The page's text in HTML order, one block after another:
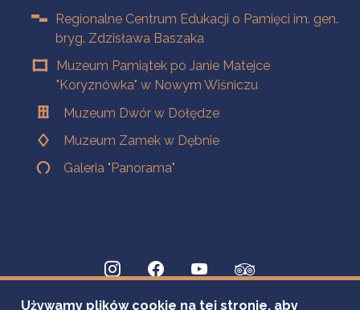
Regionalne Centrum Edukacji o Pamięci im. gen.
bryg. Zdzisława Baszaka
Muzeum Pamiątek po Janie Matejce
"Koryznówka" w Nowym Wiśniczu
Muzeum Dwór w Dołędze
Muzeum Zamek w Dębnie
Galeria "Panorama"
Używamy plików cookie na tej stronie, aby